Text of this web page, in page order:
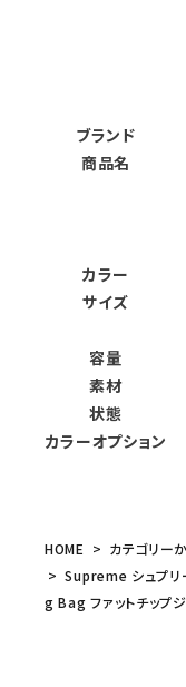
ブランド
商品名
カラー
サイズ
容量
素材
状態
カラーオプション
HOME カテゴリー
Supreme シュプ
g Bag ファットチップ